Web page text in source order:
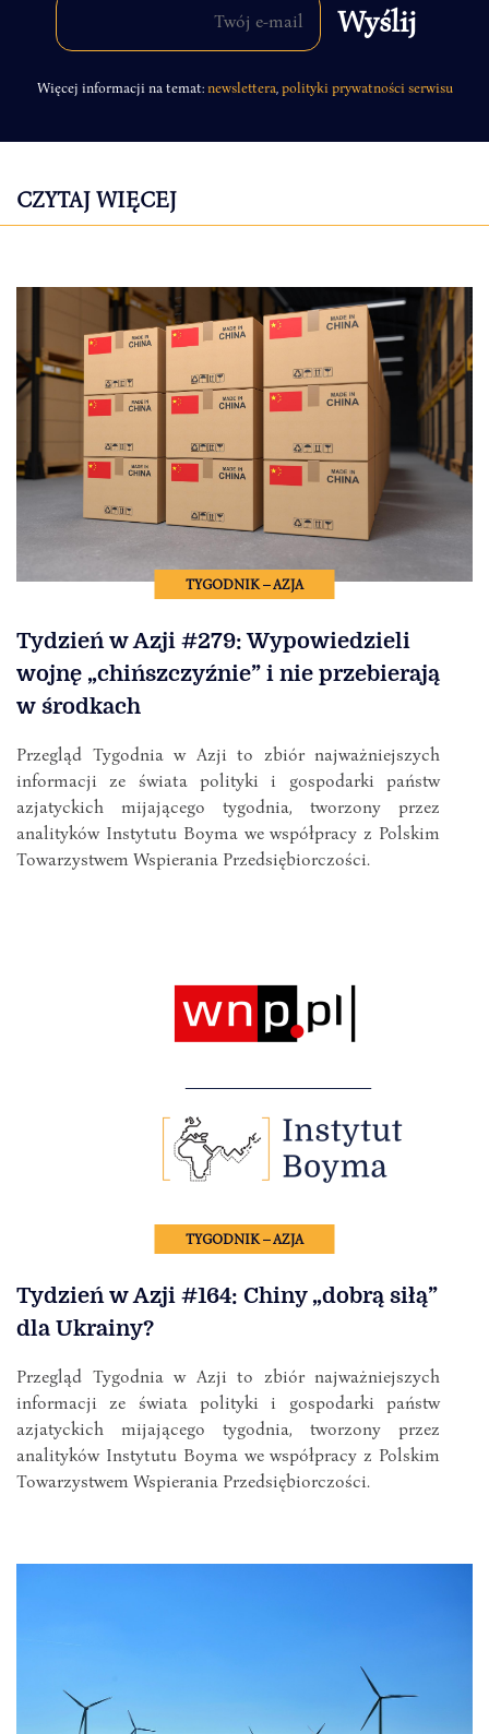
Więcej informacji na temat:newslettera polityki prywatności serwisu
CZYTAJ WIĘCEJ
TYGODNIK – AZJA
Tydzień w Azji #279: Wypowiedzieli
wojnę „chińszczyźnie” i nie przebierają
w środkach
Przegląd Tygodnia w Azji to zbiór najważniejszych
informacji ze świata polityki i gospodarki państw
azjatyckich mijającego tygodnia, tworzony przez
analityków Instytutu Boyma we współpracy z Polskim
Towarzystwem Wspierania Przedsiębiorczości.
TYGODNIK – AZJA
Tydzień w Azji #164: Chiny „dobrą siłą”
dla Ukrainy?
Przegląd Tygodnia w Azji to zbiór najważniejszych
informacji ze świata polityki i gospodarki państw
azjatyckich mijającego tygodnia, tworzony przez
analityków Instytutu Boyma we współpracy z Polskim
Towarzystwem Wspierania Przedsiębiorczości.